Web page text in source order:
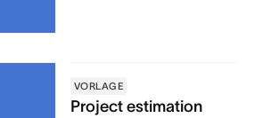
VORLAGE
Project estimation